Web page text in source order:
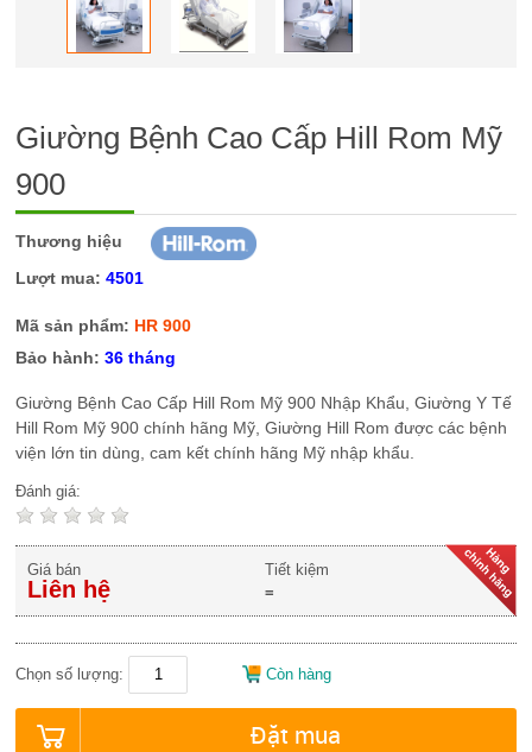
Giường Bệnh Cao Cấp Hill Rom Mỹ
900
Thương hiệu
Lượt mua:4501
Mã sản phẩm: HR 900
Bảo hành:36 tháng
Giường Bệnh Cao Cấp Hill Rom Mỹ 900 Nhập Khẩu, Giường Y Tế
Hill Rom Mỹ 900 chính hãng Mỹ, Giường Hill Rom được các bệnh
viện lớn tin dùng, cam kết chính hãng Mỹ nhập khẩu.
Đánh giá:
Giá bán
Liên hệ
Tiết kiệm
=
Chọn số lượng: Còn hàng
Đặt mua